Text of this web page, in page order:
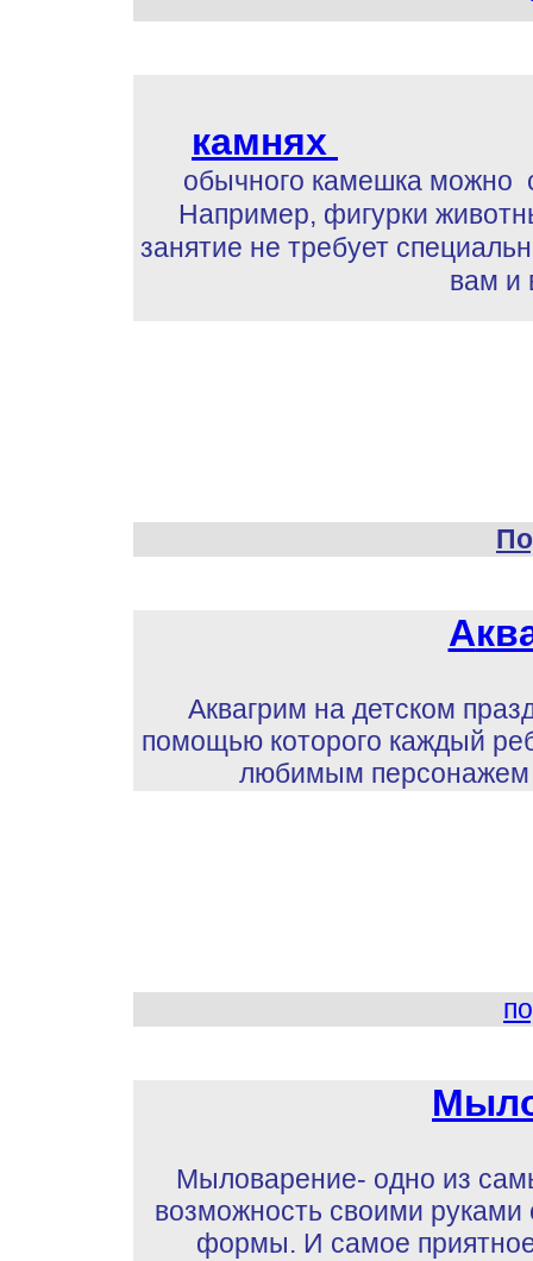
камнях
обычного камешка можно
Например, фигурки
занятие не требует
вам и
А
Аквагрим на детском
помощью которого каждый
любимым персонажем
М
Мыловарение- одно из
возможность своими
формы. И самое приятное